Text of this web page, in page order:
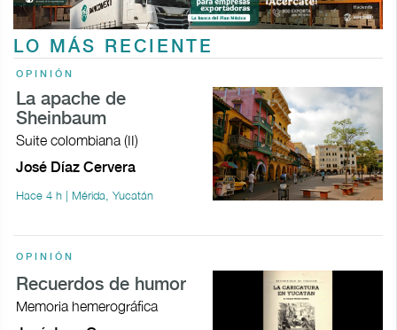
LO MÁS RECIENTE
OPINIÓN
La apache de
Sheinbaum
Suite colombiana (II)
José Díaz Cervera
Hace 4 h | Mérida, Yucatán
OPINIÓN
Recuerdos de humor
Memoria hemerográfica